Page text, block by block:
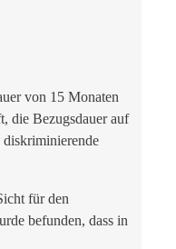
von 15 Monaten
die Bezugsdauer auf
diskriminierende
für den
befunden, dass in